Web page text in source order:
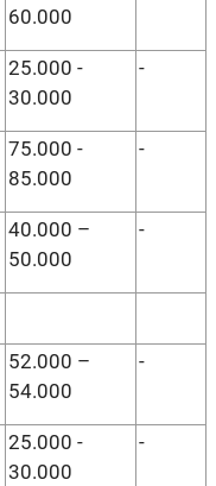
60.000
25.000 -
30.000
-
75.000 -
85.000
-
40.000 –
50.000
-
52.000 –
54.000
-
25.000 -
30.000
-